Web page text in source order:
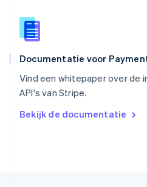
Documentatie voor
Vind een whitepaper over de
API's van Stripe.
Bekijk de documentatie
Español
Thailand
Tsjechië
Vasteland van China
简体中文English
English